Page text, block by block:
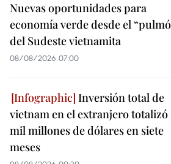
Nuevas oportunidades para
economía verde desde el
del Sudeste vietnamita
08/08/2026 07:00
Inversión total de
vietnam en el extranjero totalizó
mil millones de dólares en siete
meses